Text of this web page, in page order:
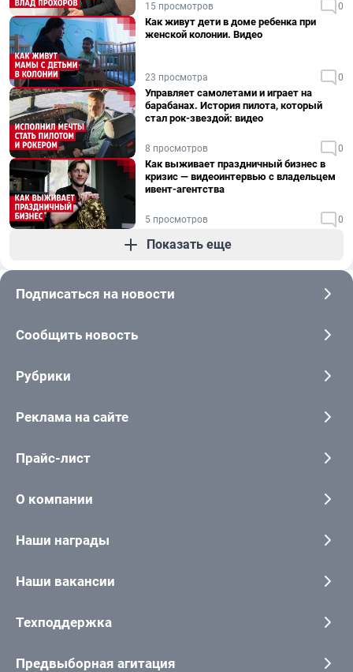
15 просмотров 0
Как живут дети в доме ребенка при
женской колонии. Видео
23 просмотра 0
Управляет самолетами и играет на
барабанах. История пилота, который
стал рок-звездой: видео
8 просмотров 0
Как выживает праздничный бизнес в
кризис — видеоинтервью с владельцем
ивент-агентства
5 просмотров 0
Показать еще
Подписаться на новости
Сообщить новость
Рубрики
Реклама на сайте
Прайс-лист
О компании
Наши награды
Наши вакансии
Техподдержка
Предвыборная агитация